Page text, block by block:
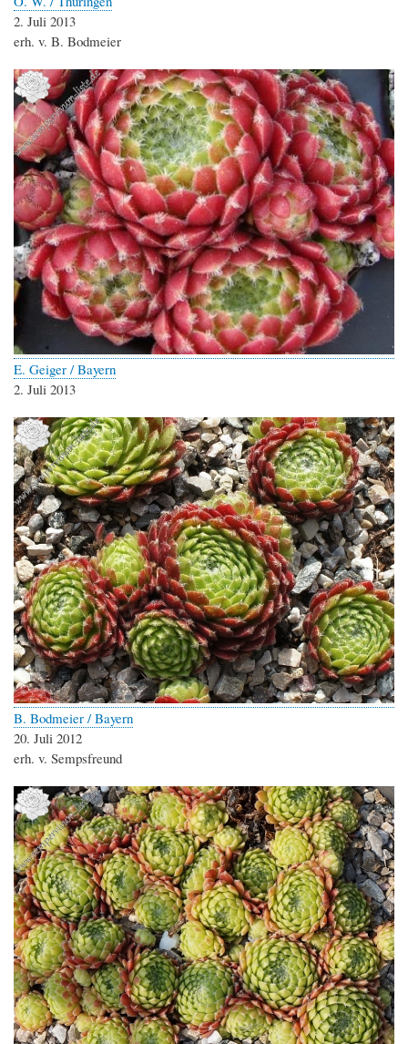
2. Juli 2013
erh. v. B. Bodmeier
E. Geiger / Bayern
2. Juli 2013
B. Bodmeier / Bayern
20. Juli 2012
erh. v. Sempsfreund